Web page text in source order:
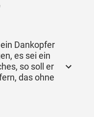
Dankopfer
es sei ein
so soll er
das ohne